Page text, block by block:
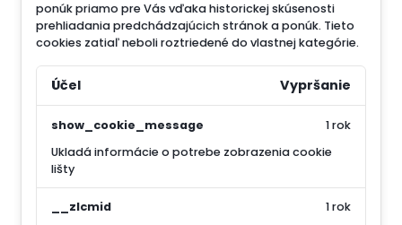
ponúk priamo pre Vás vďaka historickej skúsenosti
prehliadania predchádzajúcich stránok a ponúk. Tieto
cookies zatiaľ neboli roztriedené do vlastnej kategórie.
Účel Vypršanie
show_cookie_message
Ukladá informácie o potrebe zobrazenia cookie
lišty
1 rok
__zlcmid
1 rok